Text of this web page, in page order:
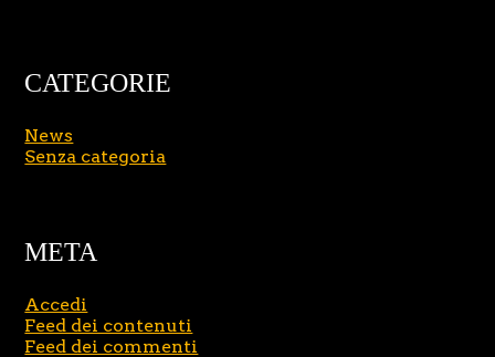
CATEGORIE
News
Senza categoria
META
Accedi
Feed dei contenuti
Feed dei commenti